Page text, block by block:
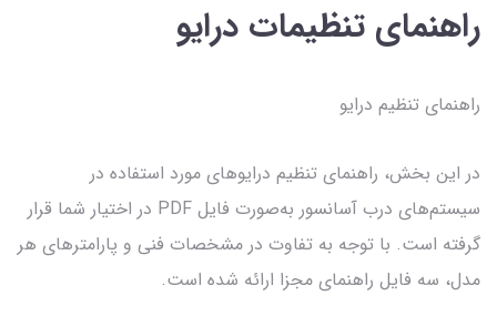
راهنمای تنظیمات درایو
راهنمای تنظیم درایو
در این بخش، راهنمای تنظیم درایوهای مورد استفاده در
سیستم‌های درب آسانسور به‌صورت فایل PDF در اختیار شما قرار
گرفته است. با توجه به تفاوت در مشخصات فنی و پارامترهای هر
مدل، سه فایل راهنمای مجزا ارائه شده است.